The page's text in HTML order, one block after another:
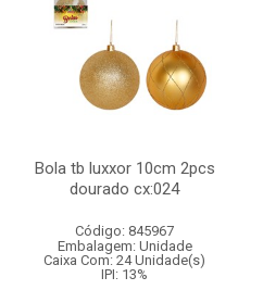
Bola tb luxxor 10cm 2pcs
dourado cx:024
Código: 845967
Embalagem: Unidade
Caixa Com: 24 Unidade(s)
IPI: 13%